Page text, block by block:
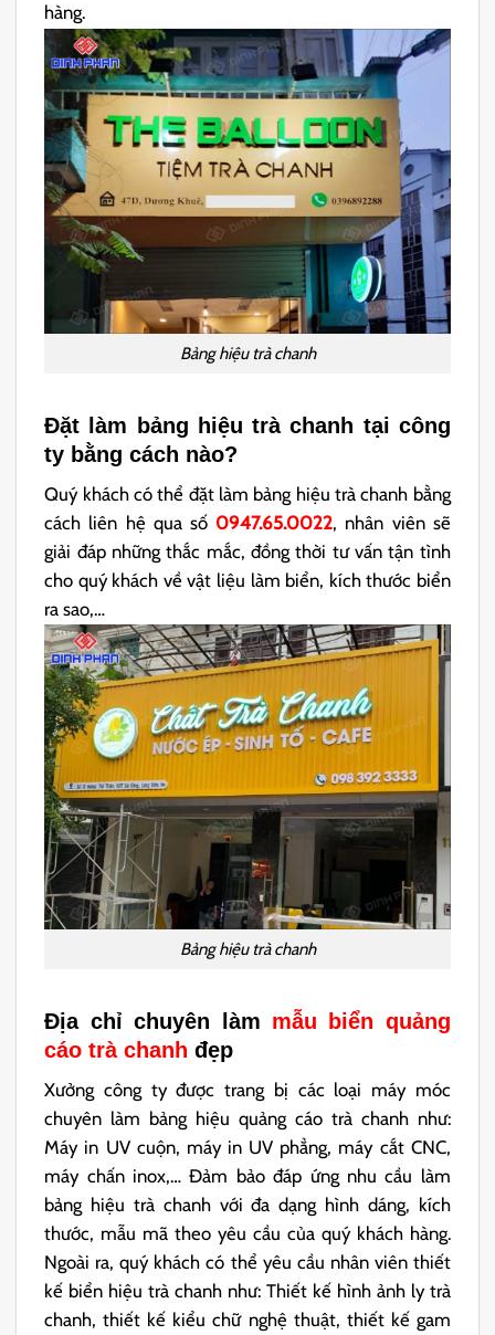
hàng.
Bảng hiệu trà chanh
Đặt làm bảng hiệu trà chanh tại công
ty bằng cách nào?
Quý khách có thể đặt làm bảng hiệu trà chanh bằng
cách liên hệ qua số 0947.65.0022, nhân viên sẽ
giải đáp những thắc mắc, đồng thời tư vấn tận tình
cho quý khách về vật liệu làm biển, kích thước biển
ra sao,…
Bảng hiệu trà chanh
Địa chỉ chuyên làm mẫu biển quảng
cáo trà chanh đẹp
Xưởng công ty được trang bị các loại máy móc
chuyên làm bảng hiệu quảng cáo trà chanh như:
Máy in UV cuộn, máy in UV phẳng, máy cắt CNC,
máy chấn inox,… Đảm bảo đáp ứng nhu cầu làm
bảng hiệu trà chanh với đa dạng hình dáng, kích
thước, mẫu mã theo yêu cầu của quý khách hàng.
Ngoài ra, quý khách có thể yêu cầu nhân viên thiết
kế biển hiệu trà chanh như: Thiết kế hình ảnh ly trà
chanh, thiết kế kiểu chữ nghệ thuật, thiết kế gam